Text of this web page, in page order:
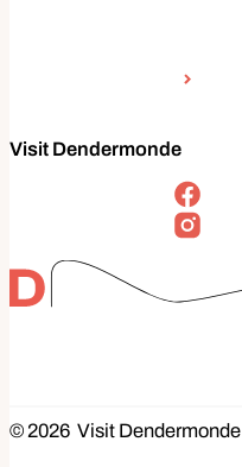
Volg ons op
Visit Dendermonde
© 2026 Visit Dendermonde